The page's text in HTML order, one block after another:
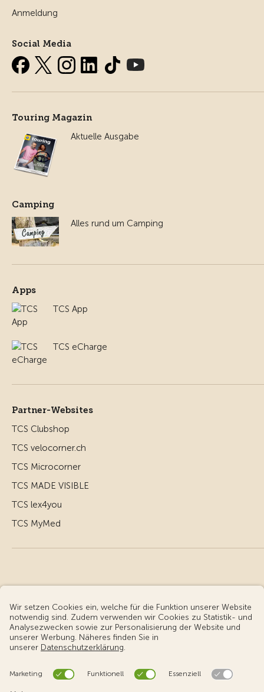
Anmeldung
Social Media
Touring Magazin
Aktuelle Ausgabe
Camping
Alles rund um Camping
Apps
TCS App
TCS eCharge
Partner-Websites
TCS Clubshop
TCS velocorner.ch
TCS Microcorner
TCS MADE VISIBLE
TCS lex4you
TCS MyMed
© Touring Club Schweiz
Benutzungsbedingungen - rechtliche Informationen